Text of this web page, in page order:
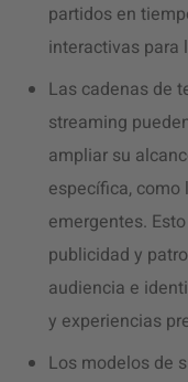
partidos en
interactivas para
Las cadenas de
streaming
ampliar su
específica,
emergentes.
publicidad y
audiencia e
y experiencias
Los modelos de